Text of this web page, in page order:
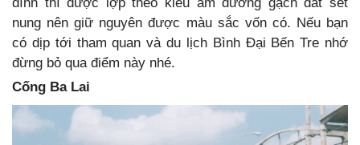
đình thì được lợp theo kiểu âm dương gạch đất sét
nung nên giữ nguyên được màu sắc vốn có. Nếu bạn
có dịp tới tham quan và du lịch Bình Đại Bến Tre nhớ
đừng bỏ qua điểm này nhé.
Cống Ba Lai